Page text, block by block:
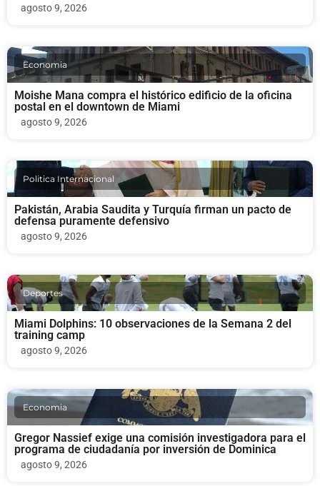
agosto 9, 2026
Economia
Moishe Mana compra el histórico edificio de la oficina
postal en el downtown de Miami
agosto 9, 2026
Politica Internacional
Pakistán, Arabia Saudita y Turquía firman un pacto de
defensa puramente defensivo
agosto 9, 2026
Deportes
Miami Dolphins: 10 observaciones de la Semana 2 del
training camp
agosto 9, 2026
Economia
Gregor Nassief exige una comisión investigadora para el
programa de ciudadanía por inversión de Dominica
agosto 9, 2026